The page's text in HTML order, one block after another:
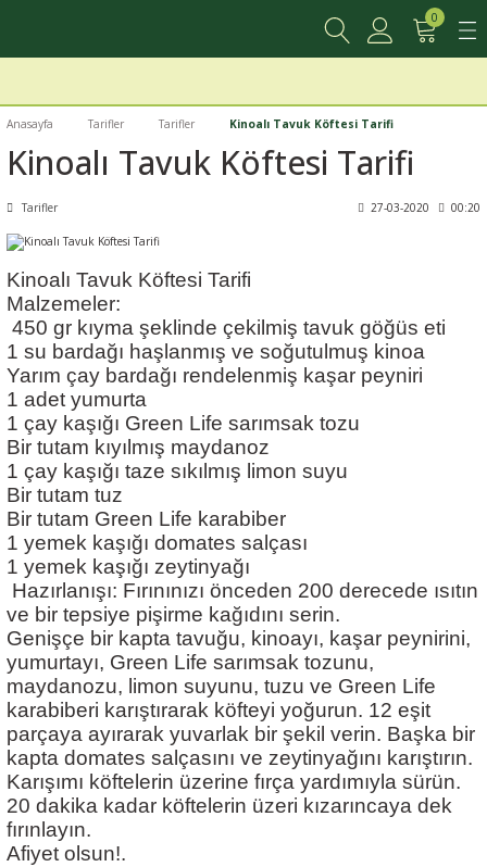
0
Anasayfa Tarifler Tarifler Kinoalı Tavuk Köftesi Tarifi
Kinoalı Tavuk Köftesi Tarifi
Tarifler 27-03-2020 00:20
Kinoalı Tavuk Köftesi Tarifi
Malzemeler:
450 gr kıyma şeklinde çekilmiş tavuk göğüs eti
1 su bardağı haşlanmış ve soğutulmuş kinoa
Yarım çay bardağı rendelenmiş kaşar peyniri
1 adet yumurta
1 çay kaşığı Green Life sarımsak tozu
Bir tutam kıyılmış maydanoz
1 çay kaşığı taze sıkılmış limon suyu
Bir tutam tuz
Bir tutam Green Life karabiber
1 yemek kaşığı domates salçası
1 yemek kaşığı zeytinyağı
Hazırlanışı: Fırınınızı önceden 200 derecede ısıtın
ve bir tepsiye pişirme kağıdını serin.
Genişçe bir kapta tavuğu, kinoayı, kaşar peynirini,
yumurtayı, Green Life sarımsak tozunu,
maydanozu, limon suyunu, tuzu ve Green Life
karabiberi karıştırarak köfteyi yoğurun. 12 eşit
parçaya ayırarak yuvarlak bir şekil verin. Başka bir
kapta domates salçasını ve zeytinyağını karıştırın.
Karışımı köftelerin üzerine fırça yardımıyla sürün.
20 dakika kadar köftelerin üzeri kızarıncaya dek
fırınlayın.
Afiyet olsun!.